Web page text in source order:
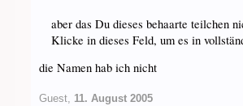
aber das Du dieses behaarte teilchen
Klicke in dieses Feld, um es in
die Namen hab ich nicht
Guest, 11. August 2005